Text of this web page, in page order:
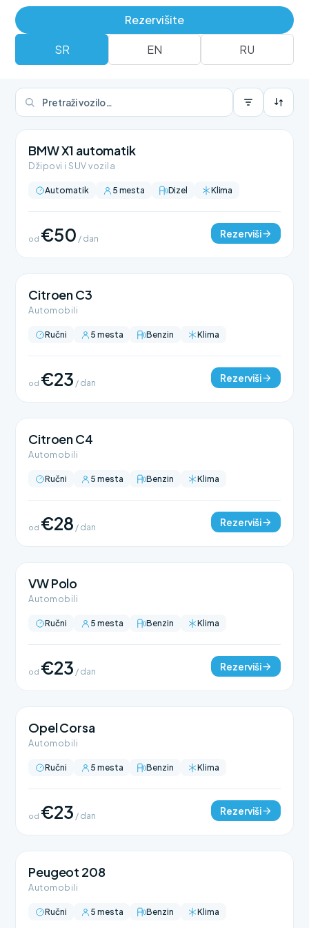
Rezervišite
SR EN RU
Rezerviši Rent a car flota
BMW X1 automatik
Džipovi i SUV vozila
Automatik 5 mesta Dizel Klima
od €50 / dan Rezerviši
Citroen C3
Automobili
Ručni 5 mesta Benzin Klima
od €23 / dan Rezerviši
Citroen C4
Automobili
Ručni 5 mesta Benzin Klima
od €28 / dan Rezerviši
VW Polo
Automobili
Ručni 5 mesta Benzin Klima
od €23 / dan Rezerviši
Opel Corsa
Automobili
Ručni 5 mesta Benzin Klima
od €23 / dan Rezerviši
Peugeot 208
Automobili
Ručni 5 mesta Benzin Klima